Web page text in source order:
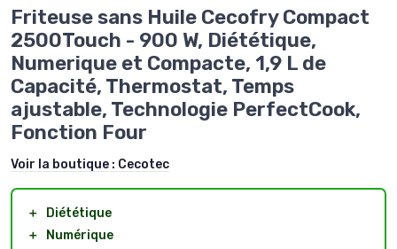
Friteuse sans Huile Cecofry Compact
2500Touch - 900 W, Diététique,
Numerique et Compacte, 1,9 L de
Capacité, Thermostat, Temps
ajustable, Technologie PerfectCook,
Fonction Four
Voir la boutique : Cecotec
＋
Diététique
＋
Numérique